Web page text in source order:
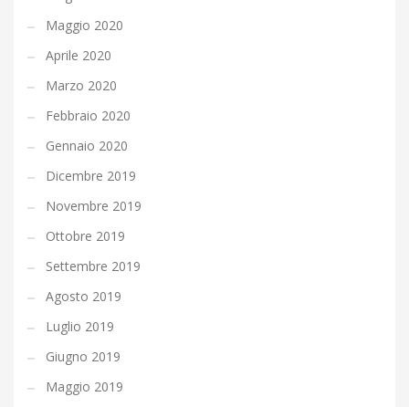
Maggio 2020
Aprile 2020
Marzo 2020
Febbraio 2020
Gennaio 2020
Dicembre 2019
Novembre 2019
Ottobre 2019
Settembre 2019
Agosto 2019
Luglio 2019
Giugno 2019
Maggio 2019